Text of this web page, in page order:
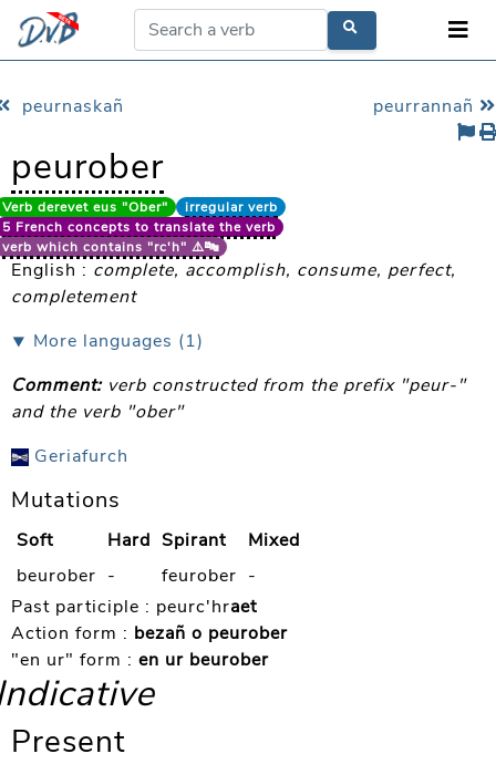
peurnaskañ peurrannañ
peurober
Verb derevet eus "Ober"
irregular verb
5 French concepts to translate the verb
verb which contains "rc'h" ⚠️🔤
English : complete, accomplish, consume, perfect,
completement
⯆ More languages (1)
Comment:verb constructed from the prefix "peur-"
and the verb "ober"
Geriafurch
Mutations
Soft Hard Spirant
Mixed
beurober - feurober -
Past participle : peurc'hraet
Action form : bezañ o peurober
"en ur" form : en ur beurober
Present